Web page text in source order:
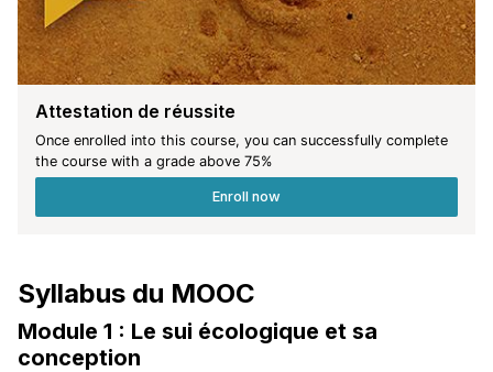
Attestation de réussite
Once enrolled into this course, you can successfully complete
the course with a grade above 75%
Enroll now
Syllabus du MOOC
Module 1 : Le sui écologique et sa
conception